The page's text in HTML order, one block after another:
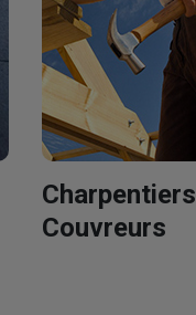
Charpentiers
Couvreurs